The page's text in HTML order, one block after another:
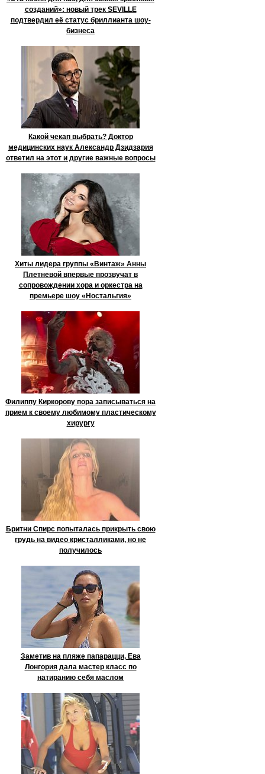
созданий»: новый трек SEVILLE
подтвердил её статус бриллианта шоу-
бизнеса
Какой чекап выбрать? Доктор
медицинских наук Александр Дзидзария
ответил на этот и другие важные вопросы
Хиты лидера группы «Винтаж» Анны
Плетневой впервые прозвучат в
сопровождении хора и оркестра на
премьере шоу «Ностальгия»
Филиппу Киркорову пора записываться на
прием к своему любимому пластическому
хирургу
Бритни Спирс попыталась прикрыть свою
грудь на видео кристалликами, но не
получилось
Заметив на пляже папарацци, Ева
Лонгория дала мастер класс по
натиранию себя маслом